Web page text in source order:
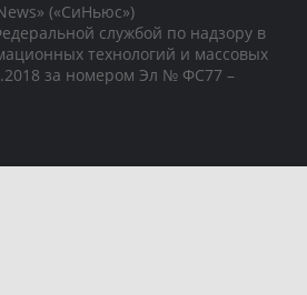
(«СиНьюс»)
службой по надзору в
технологий и массовых
за номером Эл № ФС77 –